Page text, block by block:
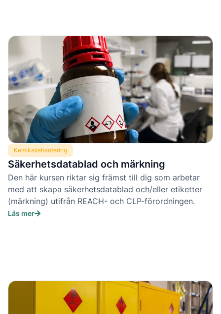
Kemikaliehantering
Säkerhetsdatablad och märkning
Den här kursen riktar sig främst till dig som arbetar
med att skapa säkerhetsdatablad och/eller etiketter
(märkning) utifrån REACH- och CLP-förordningen.
Läs mer